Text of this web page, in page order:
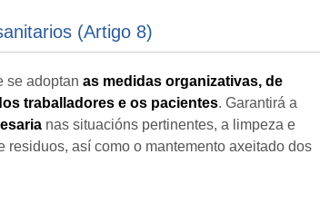
(Artigo 8)
se adoptan as medidas organizativas, de
traballadores e os pacientes. Garantirá a
nas situacións pertinentes, a limpeza e
así como o mantemento axeitado dos